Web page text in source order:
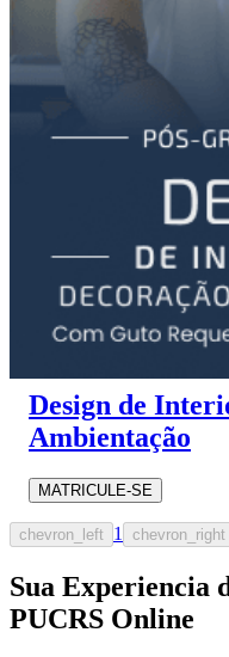
Design de
Ambientação
MATRICULE-SE
chevron_left 1 chevron_right
Sua Experiencia
PUCRS Online